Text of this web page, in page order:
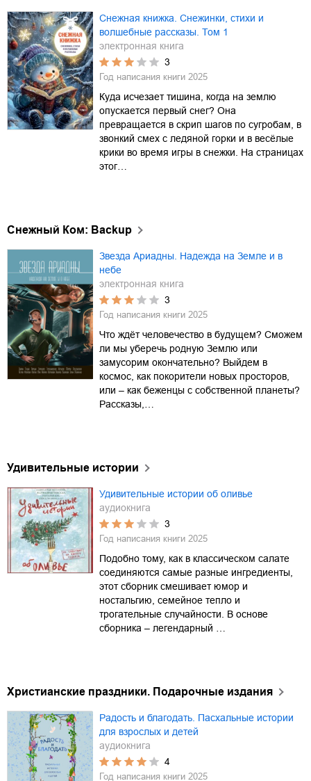
Снежная книжка. Снежинки, стихи и
волшебные рассказы. Том 1
электронная книга
3
Год написания книги 2025
Куда исчезает тишина, когда на землю
опускается первый снег? Она
превращается в скрип шагов по сугробам, в
звонкий смех с ледяной горки и в весёлые
крики во время игры в снежки. На страницах
этог…
Снежный Ком: Backup
Звезда Ариадны. Надежда на Земле и в
небе
электронная книга
3
Год написания книги 2025
Что ждёт человечество в будущем? Сможем
ли мы уберечь родную Землю или
замусорим окончательно? Выйдем в
космос, как покорители новых просторов,
или – как беженцы с собственной планеты?
Рассказы,…
Удивительные истории
Удивительные истории об оливье
аудиокнига
3
Год написания книги 2025
Подобно тому, как в классическом салате
соединяются самые разные ингредиенты,
этот сборник смешивает юмор и
ностальгию, семейное тепло и
трогательные случайности. В основе
сборника – легендарный …
Христианские праздники. Подарочные издания
Радость и благодать. Пасхальные истории
для взрослых и детей
аудиокнига
4
Год написания книги 2025